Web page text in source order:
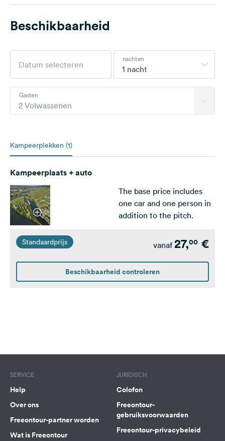
Beschikbaarheid
1 nacht
nachten
2 Volwassenen
Gasten
Kampeerplekken (1)
Kampeerplaats + auto
The base price includes
one car and one person in
addition to the pitch.
Standaardprijs vanaf 27,00 €
Beschikbaarheid controleren
SERVICE
Help
Over ons
Freeontour-partner worden
Wat is Freeontour
JURIDISCH
Colofon
Freeontour-
gebruiksvoorwaarden
Freeontour-privacybeleid